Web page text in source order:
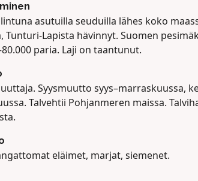
asutuilla seuduilla lähes koko
Tunturi-Lapista hävinnyt. Suomen
paria. Laji on taantunut.
Syysmuutto syys–marraskuussa,
Talvehtii Pohjanmeren maissa.
eläimet, marjat, siemenet.